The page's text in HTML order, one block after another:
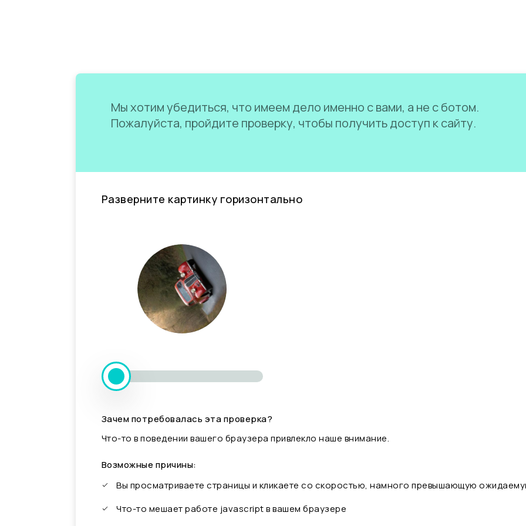
Мы хотим убедиться, что имеем дело именно с вами, а не с ботом.
Пожалуйста, пройдите проверку, чтобы получить доступ к сайту.
Разверните картинку горизонтально
Зачем потребовалась эта проверка?
Что-то в поведении вашего браузера привлекло наше внимание.
Возможные причины:
Вы просматриваете страницы и кликаете со скоростью, намного превышающую
Что-то мешает работе javascript в вашем браузере